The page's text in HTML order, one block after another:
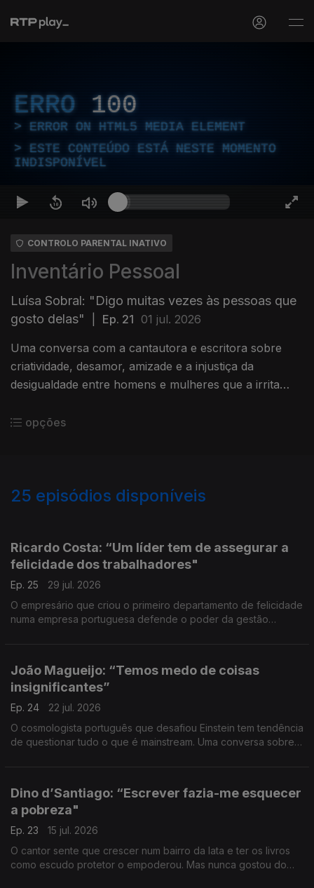
ERRO 100
ERROR ON HTML5 MEDIA ELEMENT
ESTE CONTEÚDO ESTÁ NESTE MOMENTO
INDISPONÍVEL
CONTROLO PARENTAL INATIVO
Inventário Pessoal
Luísa Sobral: "Digo muitas vezes às pessoas que
gosto delas"
Ep. 21 01 jul. 2026
Uma conversa com a cantautora e escritora sobre
criatividade, desamor, amizade e a injustiça da
desigualdade entre homens e mulheres que a irrita
opções
25 episódios disponíveis
Ricardo Costa: “Um líder tem de assegurar a
felicidade dos trabalhadores"
Ep. 25
29 jul. 2026
O empresário que criou o primeiro departamento de felicidade
numa empresa portuguesa defende o poder da gestão
João Magueijo: “Temos medo de coisas
insignificantes”
Ep. 24
22 jul. 2026
O cosmologista português que desafiou Einstein tem tendência
de questionar tudo o que é mainstream. Uma conversa sobre o
Dino d’Santiago: “Escrever fazia-me esquecer
a pobreza"
Ep. 23
15 jul. 2026
O cantor sente que crescer num bairro da lata e ter os livros
como escudo protetor o empoderou. Mas nunca gostou do